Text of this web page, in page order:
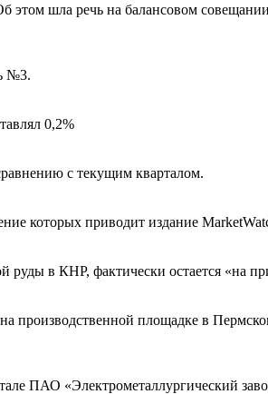
этом шла речь на балансовом
№3.
0,2%
с текущим кварталом.
которых приводит издание
руды в КНР, фактически остается «на
производственной площадке в
ПАО «Электрометаллургический